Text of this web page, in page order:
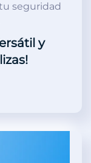
seguridad
y